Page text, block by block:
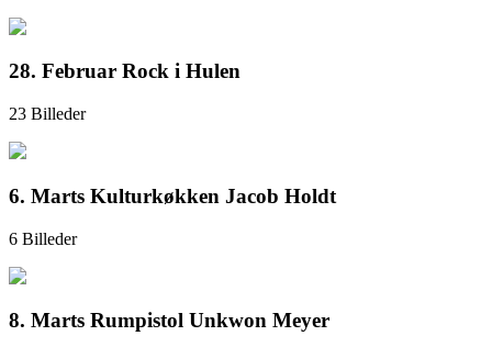
28. Februar Rock i Hulen
23 Billeder
6. Marts Kulturkøkken Jacob Holdt
6 Billeder
8. Marts Rumpistol Unkwon Meyer